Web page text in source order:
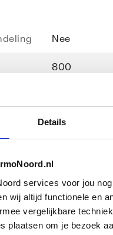
Details
services voor jou
wij altijd functionele en
vergelijkbare
plaatsen om je bezoek
Nee
800
Ja
Nee
Nee
application/